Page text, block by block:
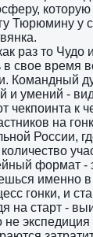
которую
Тюрюмину у
раз то
в свое время
Командный
и умений -
чекпоинта к
на
России,
формат -
именно
гонки, и
на старт -
не